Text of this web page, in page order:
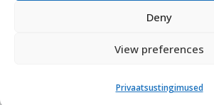
Deny
View preferences
Privaatsustingimused
Profesionāliem
Harju-, Rapla- & Läänemaa DMO